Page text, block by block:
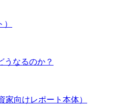
うなるのか？
向けレポート本体）